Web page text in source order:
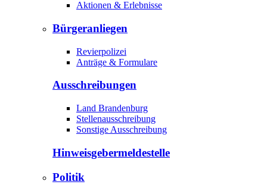
Aktionen & Erlebnisse
Bürgeranliegen
Revierpolizei
Anträge & Formulare
Ausschreibungen
Land Brandenburg
Stellenausschreibung
Sonstige Ausschreibung
Hinweisgeber­meldestelle
Politik